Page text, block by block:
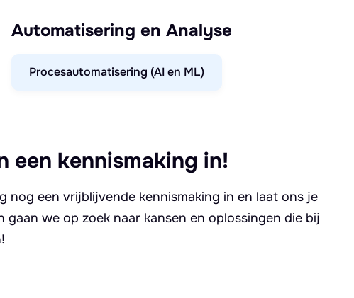
Automatisering en Analyse
Procesautomatisering (AI en ML)
een kennismaking in!
een vrijblijvende kennismaking in en laat ons je
we op zoek naar kansen en oplossingen die bij